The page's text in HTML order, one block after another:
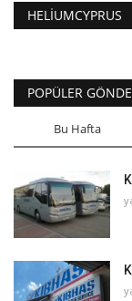
HELIUMCYPRUS
POPÜLER
Bu Hafta